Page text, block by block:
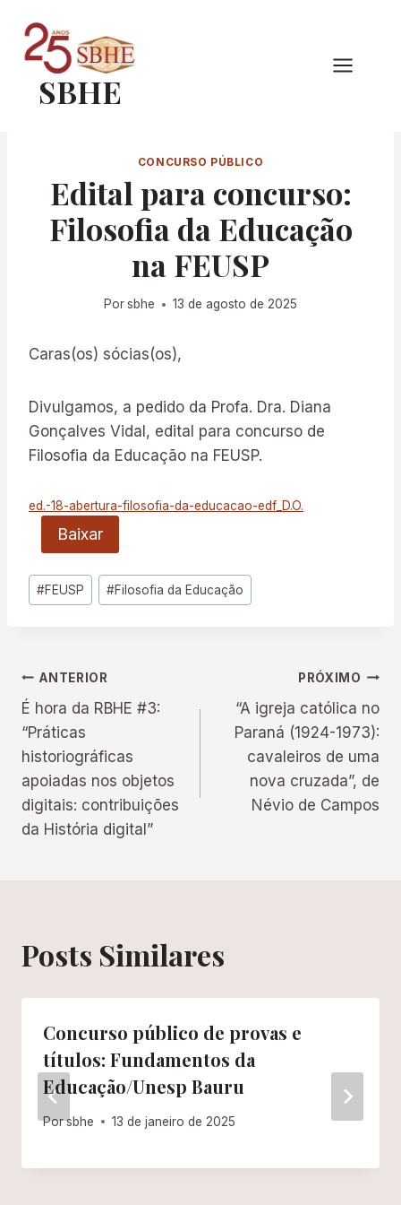
para
ConteúdoSBHE
CONCURSO PÚBLICO
Edital para concurso:
Filosofia da Educação
na FEUSP
Porsbhe 13 de agosto de 2025
Caras(os) sócias(os),
Divulgamos, a pedido da Profa. Dra. Diana
Gonçalves Vidal, edital para concurso de
Filosofia da Educação na FEUSP.
ed.-18-abertura-filosofia-da-educacao-edf_D.O.
Baixar
Tags
do
#FEUSP #Filosofia da Educação
Navegação
de
Post
ANTERIOR
É hora da RBHE #3:
“Práticas
historiográficas
apoiadas nos objetos
digitais: contribuições
da História digital”
PRÓXIMO
“A igreja católica no
Paraná (1924-1973):
cavaleiros de uma
nova cruzada”, de
Névio de Campos
Posts Similares
Concurso público de provas e
títulos: Fundamentos da
Educação/Unesp Bauru
Porsbhe 13 de janeiro de 2025